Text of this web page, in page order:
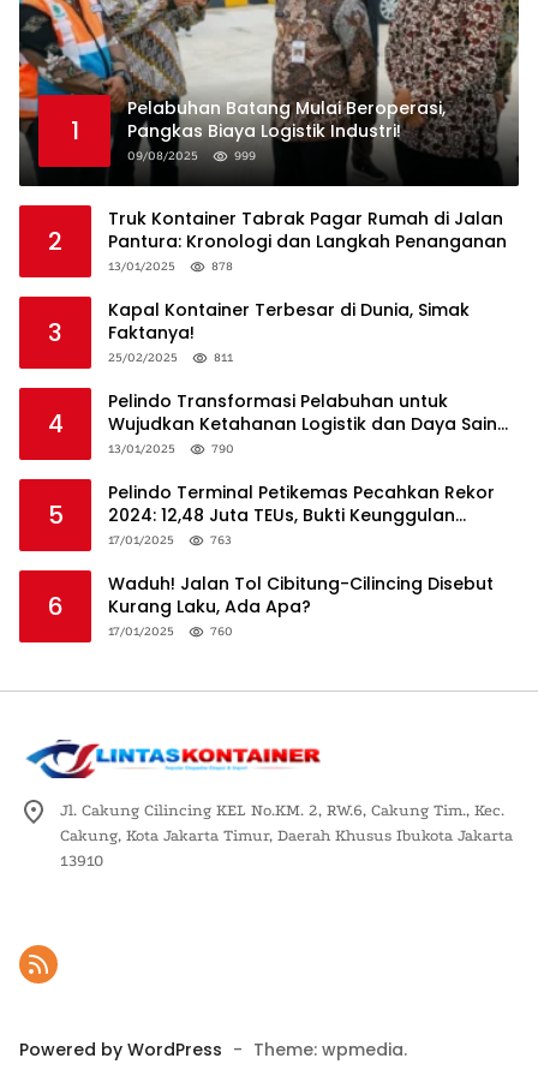
1
Pelabuhan Batang Mulai Beroperasi,
Pangkas Biaya Logistik Industri!
09/08/2025 999
2
Truk Kontainer Tabrak Pagar Rumah di Jalan
Pantura: Kronologi dan Langkah Penanganan
13/01/2025 878
3
Kapal Kontainer Terbesar di Dunia, Simak
Faktanya!
25/02/2025 811
4
Pelindo Transformasi Pelabuhan untuk
Wujudkan Ketahanan Logistik dan Daya Saing
Global
13/01/2025 790
5
Pelindo Terminal Petikemas Pecahkan Rekor
2024: 12,48 Juta TEUs, Bukti Keunggulan
Logistik Nasional
17/01/2025 763
6
Waduh! Jalan Tol Cibitung-Cilincing Disebut
Kurang Laku, Ada Apa?
17/01/2025 760
Jl. Cakung Cilincing KEL No.KM. 2, RW.6, Cakung Tim., Kec.
Cakung, Kota Jakarta Timur, Daerah Khusus Ibukota Jakarta
13910
Powered by WordPress - Theme: wpmedia.